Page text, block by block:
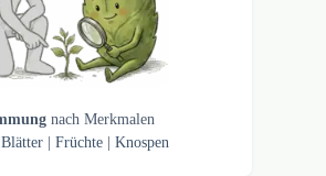
nach Merkmalen
Blätter |Früchte |Knospen